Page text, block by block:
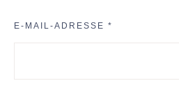
E-MAIL-ADRESSE *